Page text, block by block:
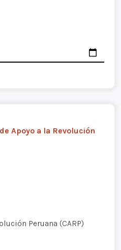
Apoyo a la Revolución
Peruana (CARP)